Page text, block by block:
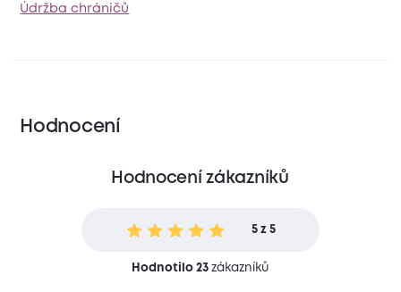
Údržba chráničů
Hodnocení
Hodnocení zákazníků
5 z 5
Hodnotilo 23 zákazníků